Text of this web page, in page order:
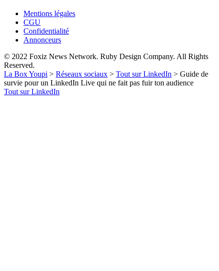
Mentions légales
CGU
Confidentialité
Annonceurs
© 2022 Foxiz News Network. Ruby Design Company. All Rights
Reserved.
La Box Youpi > Réseaux sociaux > Tout sur LinkedIn > Guide de
survie pour un LinkedIn Live qui ne fait pas fuir ton audience
Tout sur LinkedIn